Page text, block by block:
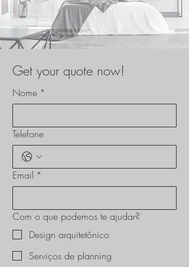
Get your quote now!
Nome *
Telefone
Email *
Com o que podemos te ajudar?
Design arquitetônico
Serviços de planning